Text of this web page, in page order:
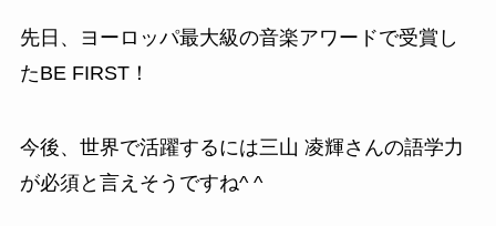
先日、ヨーロッパ最大級の音楽アワードで受賞し
たBE FIRST！
今後、世界で活躍するには三山 凌輝さんの語学力
が必須と言えそうですね^ ^